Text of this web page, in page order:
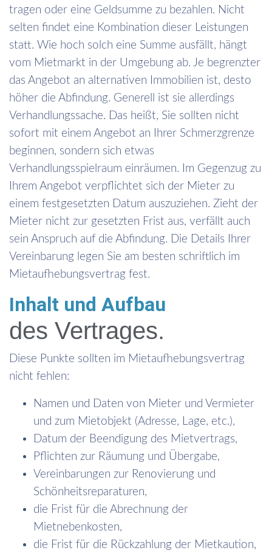
tragen oder eine Geldsumme zu bezahlen. Nicht
selten findet eine Kombination dieser Leistungen
statt. Wie hoch solch eine Summe ausfällt, hängt
vom Mietmarkt in der Umgebung ab. Je begrenzter
das Angebot an alternativen Immobilien ist, desto
höher die Abfindung. Generell ist sie allerdings
Verhandlungssache. Das heißt, Sie sollten nicht
sofort mit einem Angebot an Ihrer Schmerzgrenze
beginnen, sondern sich etwas
Verhandlungsspielraum einräumen. Im Gegenzug zu
Ihrem Angebot verpflichtet sich der Mieter zu
einem festgesetzten Datum auszuziehen. Zieht der
Mieter nicht zur gesetzten Frist aus, verfällt auch
sein Anspruch auf die Abfindung. Die Details Ihrer
Vereinbarung legen Sie am besten schriftlich im
Mietaufhebungsvertrag fest.
Inhalt und Aufbau
des Vertrages.
Diese Punkte sollten im Mietaufhebungsvertrag
nicht fehlen:
Namen und Daten von Mieter und Vermieter
und zum Mietobjekt (Adresse, Lage, etc.),
Datum der Beendigung des Mietvertrags,
Pflichten zur Räumung und Übergabe,
Vereinbarungen zur Renovierung und
Schönheitsreparaturen,
die Frist für die Abrechnung der
Mietnebenkosten,
die Frist für die Rückzahlung der Mietkaution,